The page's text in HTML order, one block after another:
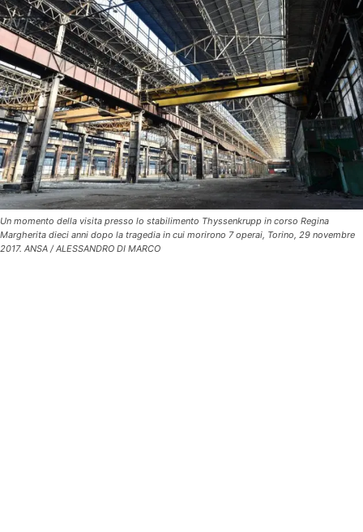
Un momento della visita presso lo stabilimento Thyssenkrupp in corso Regina
Margherita dieci anni dopo la tragedia in cui morirono 7 operai, Torino, 29 novembre
2017. ANSA / ALESSANDRO DI MARCO